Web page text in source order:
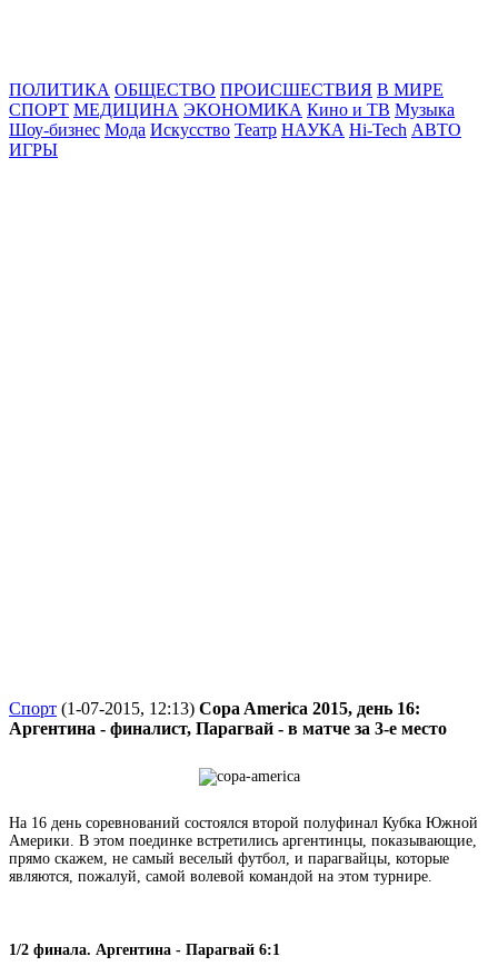
ПОЛИТИКА ОБЩЕСТВО ПРОИСШЕСТВИЯ В МИРЕ
СПОРТ МЕДИЦИНА ЭКОНОМИКА Кино и ТВ Музыка
Шоу-бизнес Мода Искусство Театр НАУКА Hi-Tech АВТО
ИГРЫ
Спорт (1-07-2015, 12:13) Copa America 2015, день 16:
Аргентина - финалист, Парагвай - в матче за 3-е место
На 16 день соревнований состоялся второй полуфинал Кубка Южной
Америки. В этом поединке встретились аргентинцы, показывающие,
прямо скажем, не самый веселый футбол, и парагвайцы, которые
являются, пожалуй, самой волевой командой на этом турнире.
1/2 финала. Аргентина - Парагвай 6:1